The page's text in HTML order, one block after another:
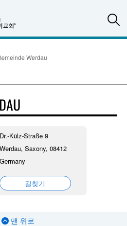
Werdau
Dr.-Külz-Straße 9
Werdau, Saxony, 08412
Germany
길찾기
맨 위로